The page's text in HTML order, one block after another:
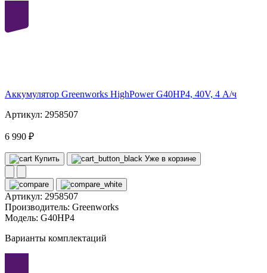
Аккумулятор Greenworks HighPower G40HP4, 40V, 4 А/ч
Артикул: 2958507
6 990 ₽
Купить Уже в корзине
Артикул: 2958507
Производитель: Greenworks
Модель: G40HP4
Варианты комплектаций